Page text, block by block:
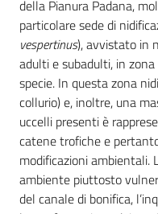
della Pianura Padana,
particolare sede di
vespertinus), avvistato in
adulti e subadulti, in
specie. In questa zona
collurio) e, inoltre, una
uccelli presenti è
catene trofiche e
modificazioni ambientali.
ambiente piuttosto
del canale di bonifica,